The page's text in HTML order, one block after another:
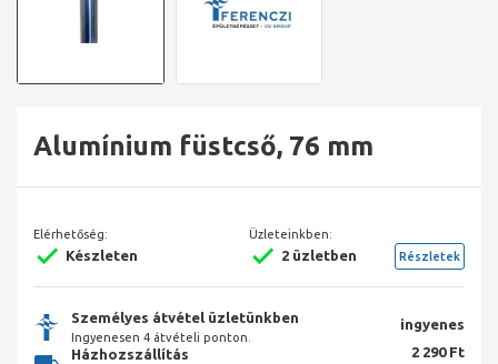
Alumínium füstcső, 76 mm
Elérhetőség:
Készleten
Üzleteinkben:
2 üzletben Részletek
Személyes átvétel üzletünkben
Ingyenesen 4 átvételi ponton.
ingyenes
Házhozszállítás
2 290 Ft